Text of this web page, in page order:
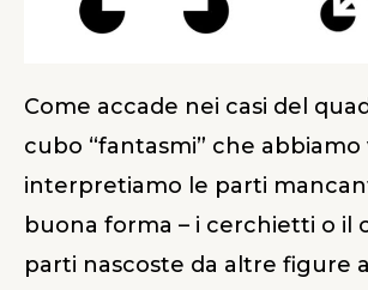
Come accade nei casi del
cubo “fantasmi” che abbiamo
interpretiamo le parti
buona forma – i cerchietti o il
parti nascoste da altre figure